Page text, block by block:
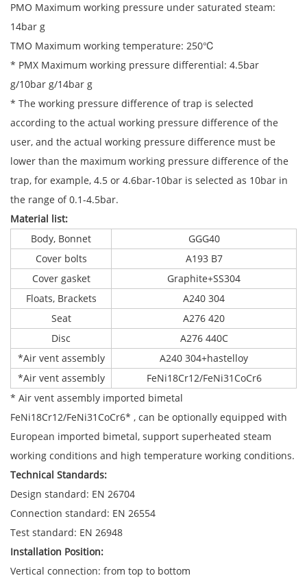
PMO Maximum working pressure under saturated steam:
14bar g
TMO Maximum working temperature: 250℃
* PMX Maximum working pressure differential: 4.5bar
g/10bar g/14bar g
* The working pressure difference of trap is selected
according to the actual working pressure difference of the
user, and the actual working pressure difference must be
lower than the maximum working pressure difference of the
trap, for example, 4.5 or 4.6bar-10bar is selected as 10bar in
the range of 0.1-4.5bar.
Material list:
Body, Bonnet
GGG40
Cover bolts
A193 B7
Cover gasket
Graphite+SS304
Floats, Brackets
A240 304
Seat
A276 420
Disc
A276 440C
*Air vent assembly
A240 304+hastelloy
*Air vent assembly
FeNi18Cr12/FeNi31CoCr6
* Air vent assembly imported bimetal
FeNi18Cr12/FeNi31CoCr6* , can be optionally equipped with
European imported bimetal, support superheated steam
working conditions and high temperature working conditions.
Technical Standards:
Design standard: EN 26704
Connection standard: EN 26554
Test standard: EN 26948
Installation Position:
Vertical connection: from top to bottom